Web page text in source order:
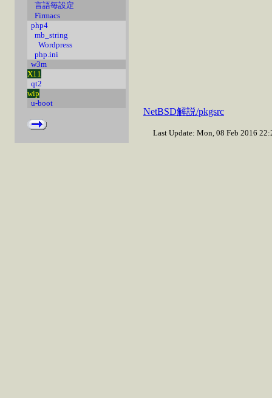
言語毎設定
Firmacs
php4
mb_string
Wordpress
php.ini
w3m
X11
qt2
wip
u-boot
NetBSD解説/pkgsrc
Last Update: Mon, 08 Feb 2016